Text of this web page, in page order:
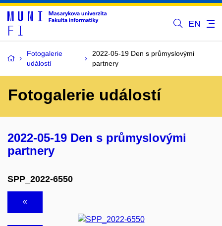
EN
Fotogalerie
událostí
2022-05-19 Den s průmyslovými
partnery
Fotogalerie událostí
2022-05-19 Den s průmyslovými
partnery
SPP_2022-6550